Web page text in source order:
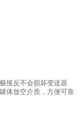
接反不会损坏变送器
体放空介质，方便可靠